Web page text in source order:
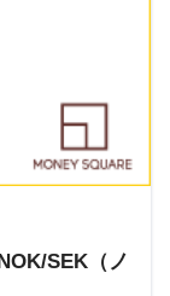
SEK（ノ